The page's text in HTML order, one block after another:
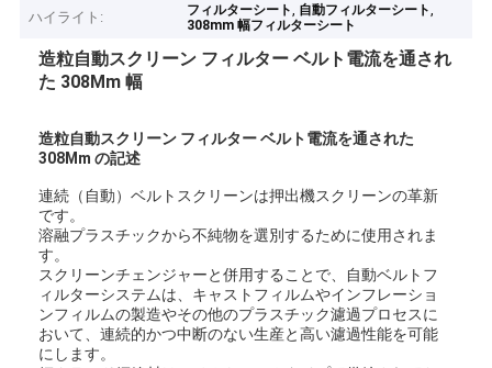
ハイライト:
フィルターシート, 自動フィルターシート,
308mm 幅フィルターシート
造粒自動スクリーン フィルター ベルト電流を通され
た 308Mm 幅
造粒自動スクリーン フィルター ベルト電流を通された
308Mm の記述
連続（自動）ベルトスクリーンは押出機スクリーンの革新
です。
溶融プラスチックから不純物を選別するために使用されま
す。
スクリーンチェンジャーと併用することで、自動ベルトフ
ィルターシステムは、キャストフィルムやインフレーショ
ンフィルムの製造やその他のプラスチック濾過プロセスに
おいて、連続的かつ中断のない生産と高い濾過性能を可能
にします。